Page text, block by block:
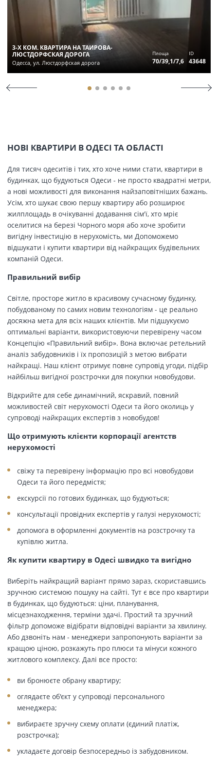
3-Х КОМ. КВАРТИРА НА ТАИРОВА-
ЛЮСТДОРФСКАЯ ДОРОГА
Одесса, ул. Люстдорфская дорога
Площа
70/39,1/7,6
ID
43648
НОВІ КВАРТИРИ В ОДЕСІ ТА ОБЛАСТІ
Для тисяч одеситів і тих, хто хоче ними стати, квартири в
будинках, що будуються Одеси - не просто квадратні метри,
а нові можливості для виконання найзаповітніших бажань.
Усім, хто шукає свою першу квартиру або розширює
жилплощадь в очікуванні додавання сім'ї, хто мріє
оселитися на березі Чорного моря або хоче зробити
вигідну інвестицію в нерухомість, ми Допоможемо
відшукати і купити квартири від найкращих будівельних
компаній Одеси.
Правильний вибір
Світле, просторе житло в красивому сучасному будинку,
побудованому по самих новим технологіям - це реально
досяжна мета для всіх наших клієнтів. Ми підшукуємо
оптимальні варіанти, використовуючи перевірену часом
Концепцію «Правильний вибір». Вона включає ретельний
аналіз забудовників і їх пропозицій з метою вибрати
найкращі. Наш клієнт отримує повне супровід угоди, підбір
найбільш вигідної розстрочки для покупки новобудови.
Відкрийте для себе динамічний, яскравий, повний
можливостей світ нерухомості Одеси та його околиць у
супроводі найкращих експертів з новобудов!
Що отримують клієнти корпорації агентств
нерухомості
свіжу та перевірену інформацію про всі новобудови
Одеси та його передмістя;
екскурсії по готових будинках, що будуються;
консультації провідних експертів у галузі нерухомості;
допомога в оформленні документів на розстрочку та
купівлю житла.
Як купити квартиру в Одесі швидко та вигідно
Виберіть найкращий варіант прямо зараз, скориставшись
зручною системою пошуку на сайті. Тут є все про квартири
в будинках, що будуються: ціни, планування,
місцезнаходження, терміни здачі. Простий та зручний
фільтр допоможе відібрати відповідні варіанти за хвилину.
Або дзвоніть нам - менеджери запропонують варіанти за
кращою ціною, розкажуть про плюси та мінуси кожного
житлового комплексу. Далі все просто:
ви бронюєте обрану квартиру;
оглядаєте об'єкт у супроводі персонального
менеджера;
вибираєте зручну схему оплати (єдиний платіж,
розстрочка);
укладаєте договір безпосередньо із забудовником.